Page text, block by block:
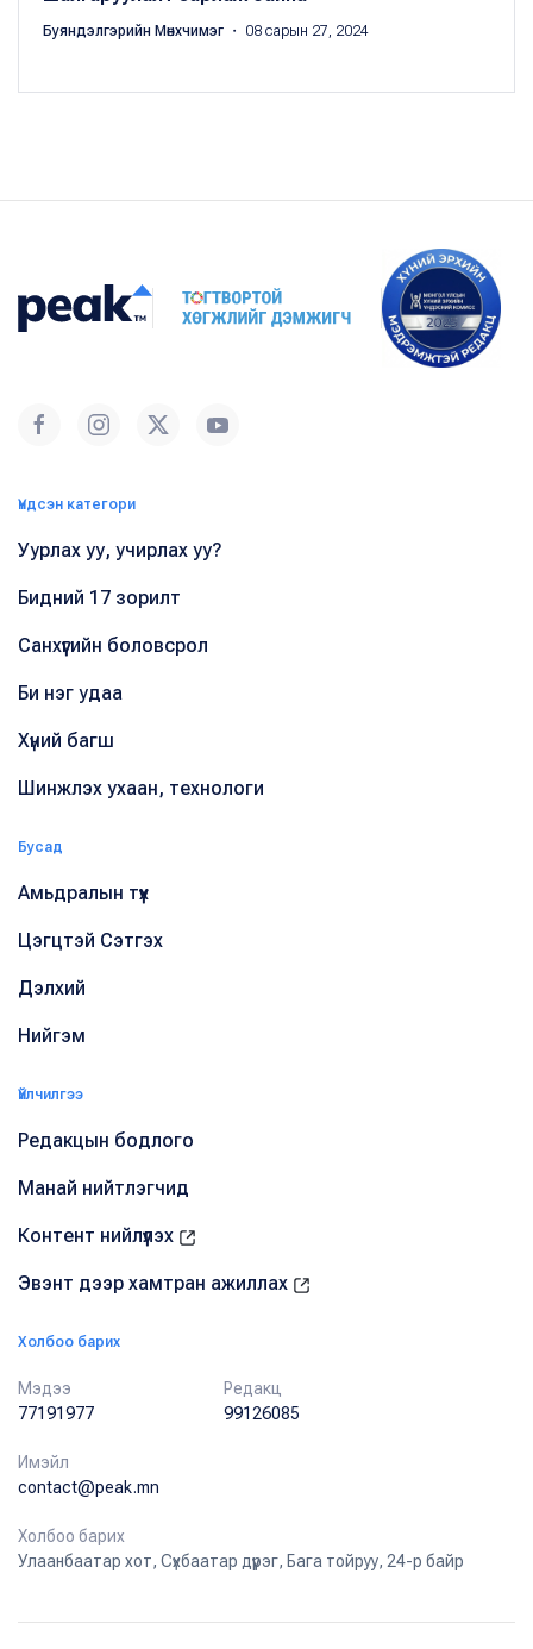
Буяндэлгэрийн Мөнхчимэг ・ 08 сарын 27, 2024
Үндсэн категори
Уурлах уу, учирлах уу?
Бидний 17 зорилт
Санхүүгийн боловсрол
Би нэг удаа
Хүний багш
Шинжлэх ухаан, технологи
Бусад
Амьдралын түүх
Цэгцтэй Сэтгэх
Дэлхий
Нийгэм
Үйлчилгээ
Редакцын бодлого
Манай нийтлэгчид
Контент нийлүүлэх
Эвэнт дээр хамтран ажиллах
Холбоо барих
Мэдээ
77191977
Редакц
99126085
Имэйл
contact@peak.mn
Холбоо барих
Улаанбаатар хот, Сүхбаатар дүүрэг, Бага тойруу, 24-р байр